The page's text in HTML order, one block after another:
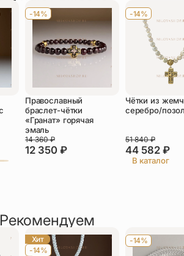
-14%
Православный
браслет-чётки
«Гранат» горячая
эмаль
12 350 ₽
14 360₽
-14%
Чётки из
серебро/
44 582 ₽
51 840₽
В каталог
Рекомендуем
Хит
-14%
-14%